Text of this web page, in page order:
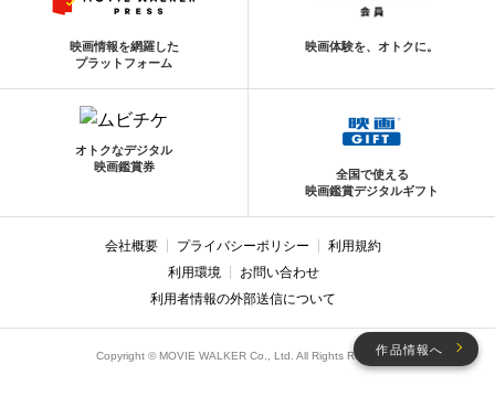
作品情報へ
映画情報を網羅した
プラットフォーム
映画体験を、オトクに。
オトクなデジタル
映画鑑賞券
全国で使える
映画鑑賞デジタルギフト
会社概要 プライバシーポリシー
利用規約
利用環境
お問い合わせ
利用者情報の外部送信について
Copyright © MOVIE WALKER Co., Ltd. All Rights Reserved.